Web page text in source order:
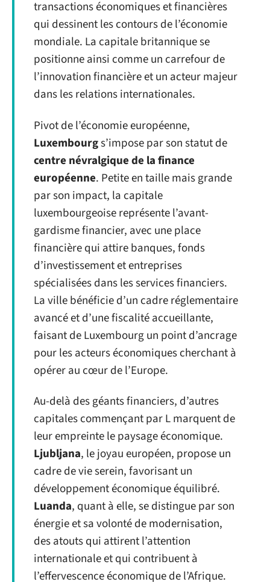
transactions économiques et financières
qui dessinent les contours de l’économie
mondiale. La capitale britannique se
positionne ainsi comme un carrefour de
l’innovation financière et un acteur majeur
dans les relations internationales.
Pivot de l’économie européenne,
Luxembourgs’impose par son statut de
centre névralgique de la finance
européenne. Petite en taille mais grande
par son impact, la capitale
luxembourgeoise représente l’avant-
gardisme financier, avec une place
financière qui attire banques, fonds
d’investissement et entreprises
spécialisées dans les services financiers.
La ville bénéficie d’un cadre réglementaire
avancé et d’une fiscalité accueillante,
faisant de Luxembourg un point d’ancrage
pour les acteurs économiques cherchant à
opérer au cœur de l’Europe.
Au-delà des géants financiers, d’autres
capitales commençant par L marquent de
leur empreinte le paysage économique.
Ljubljana, le joyau européen, propose un
cadre de vie serein, favorisant un
développement économique équilibré.
Luanda, quant à elle, se distingue par son
énergie et sa volonté de modernisation,
des atouts qui attirent l’attention
internationale et qui contribuent à
l’effervescence économique de l’Afrique.